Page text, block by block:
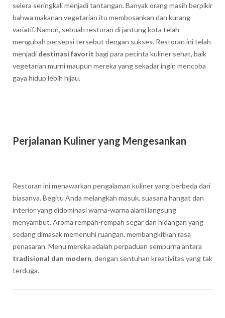
selera seringkali menjadi tantangan. Banyak orang masih berpikir
bahwa makanan vegetarian itu membosankan dan kurang
variatif. Namun, sebuah restoran di jantung kota telah
mengubah persepsi tersebut dengan sukses. Restoran ini telah
menjadi destinasi favorit bagi para pecinta kuliner sehat, baik
vegetarian murni maupun mereka yang sekadar ingin mencoba
gaya hidup lebih hijau.
Perjalanan Kuliner yang Mengesankan
Restoran ini menawarkan pengalaman kuliner yang berbeda dari
biasanya. Begitu Anda melangkah masuk, suasana hangat dan
interior yang didominasi warna-warna alami langsung
menyambut. Aroma rempah-rempah segar dan hidangan yang
sedang dimasak memenuhi ruangan, membangkitkan rasa
penasaran. Menu mereka adalah perpaduan sempurna antara
tradisional dan modern, dengan sentuhan kreativitas yang tak
terduga.